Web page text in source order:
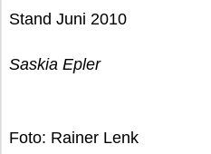
Stand Juni 2010
Saskia Epler
Foto: Rainer Lenk